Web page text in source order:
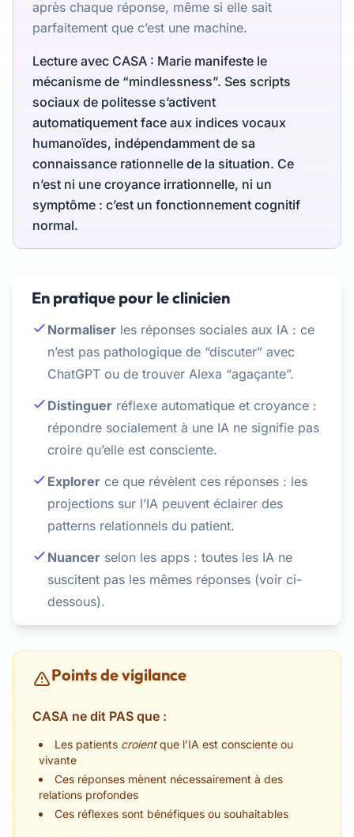
après chaque réponse, même si elle sait
parfaitement que c’est une machine.
Lecture avec CASA : Marie manifeste le
mécanisme de “mindlessness”. Ses scripts
sociaux de politesse s’activent
automatiquement face aux indices vocaux
humanoïdes, indépendamment de sa
connaissance rationnelle de la situation. Ce
n’est ni une croyance irrationnelle, ni un
symptôme : c’est un fonctionnement cognitif
normal.
En pratique pour le clinicien
Normaliser les réponses sociales aux IA : ce
n’est pas pathologique de “discuter” avec
ChatGPT ou de trouver Alexa “agaçante”.
Distinguer réflexe automatique et croyance :
répondre socialement à une IA ne signifie pas
croire qu’elle est consciente.
Explorer ce que révèlent ces réponses : les
projections sur l’IA peuvent éclairer des
patterns relationnels du patient.
Nuancer selon les apps : toutes les IA ne
suscitent pas les mêmes réponses (voir ci-
dessous).
Points de vigilance
CASA ne dit PAS que :
Les patients croientque l’IA est consciente ou
vivante
Ces réponses mènent nécessairement à des
relations profondes
Ces réflexes sont bénéfiques ou souhaitables